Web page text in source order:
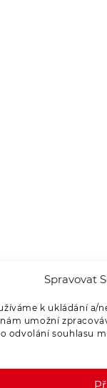
Spravovat
k ukládání
umožní
odvolání souhlasu